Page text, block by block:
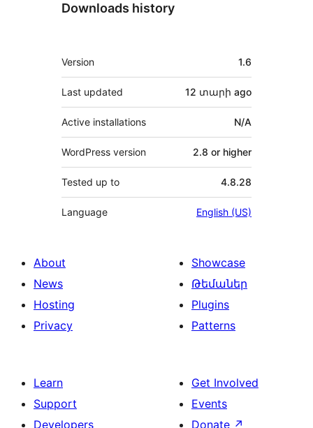
Downloads history
Meta
Version 1.6
Last updated 12 տարի ago
Active installations N/A
WordPress version 2.8 or higher
Tested up to 4.8.28
Language English (US)
About
News
Hosting
Privacy
Showcase
Թեմաներ
Plugins
Patterns
Learn
Support
Developers
Get Involved
Events
Donate ↗